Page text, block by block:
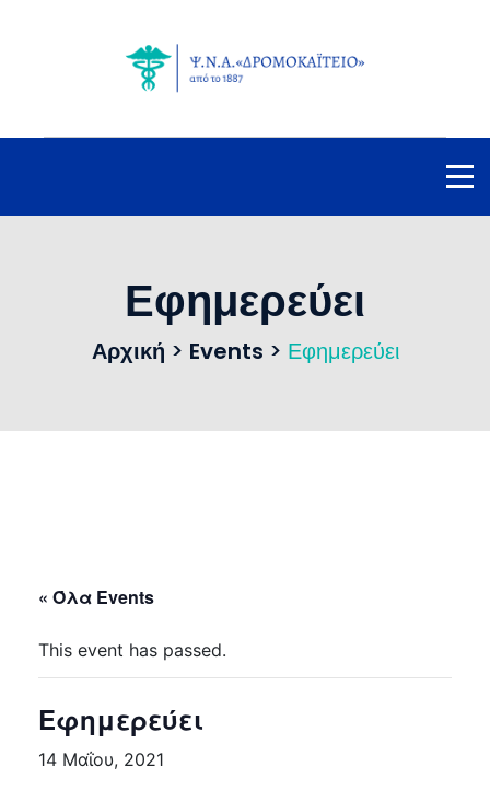
Εφημερεύει
Αρχική > Events > Εφημερεύει
« Όλα Events
This event has passed.
Εφημερεύει
14 Μαΐου, 2021